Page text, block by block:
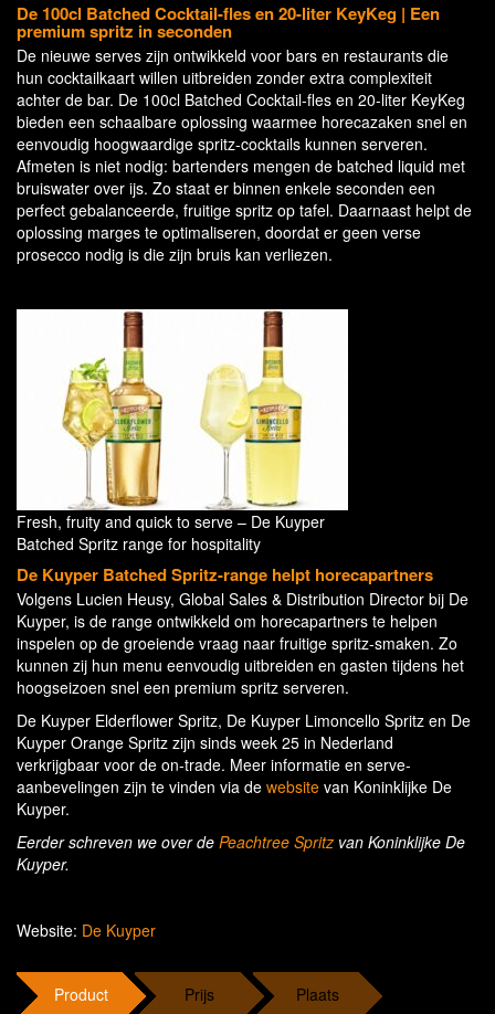
De 100cl Batched Cocktail-fles en 20-liter KeyKeg | Een
premium spritz in seconden
De nieuwe serves zijn ontwikkeld voor bars en restaurants die
hun cocktailkaart willen uitbreiden zonder extra complexiteit
achter de bar. De 100cl Batched Cocktail-fles en 20-liter KeyKeg
bieden een schaalbare oplossing waarmee horecazaken snel en
eenvoudig hoogwaardige spritz-cocktails kunnen serveren.
Afmeten is niet nodig: bartenders mengen de batched liquid met
bruiswater over ijs. Zo staat er binnen enkele seconden een
perfect gebalanceerde, fruitige spritz op tafel. Daarnaast helpt de
oplossing marges te optimaliseren, doordat er geen verse
prosecco nodig is die zijn bruis kan verliezen.
Fresh, fruity and quick to serve – De Kuyper
Batched Spritz range for hospitality
De Kuyper Batched Spritz-range helpt horecapartners
Volgens Lucien Heusy, Global Sales & Distribution Director bij De
Kuyper, is de range ontwikkeld om horecapartners te helpen
inspelen op de groeiende vraag naar fruitige spritz-smaken. Zo
kunnen zij hun menu eenvoudig uitbreiden en gasten tijdens het
hoogseizoen snel een premium spritz serveren.
De Kuyper Elderflower Spritz, De Kuyper Limoncello Spritz en De
Kuyper Orange Spritz zijn sinds week 25 in Nederland
verkrijgbaar voor de on-trade. Meer informatie en serve-
aanbevelingen zijn te vinden via de website van Koninklijke De
Kuyper.
Eerder schreven we over de Peachtree Spritz van Koninklijke De
Kuyper.
Website: De Kuyper
Product Prijs Plaats